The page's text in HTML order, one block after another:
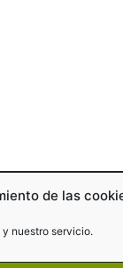
de las
nuestro servicio.